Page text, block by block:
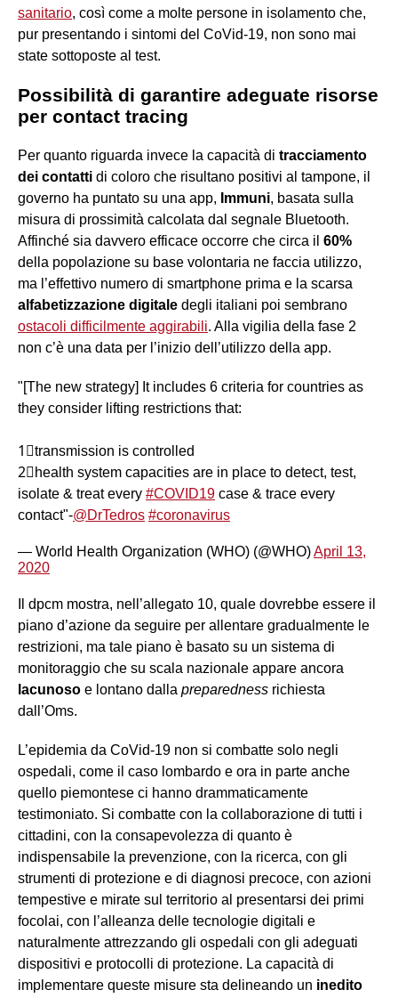
sanitario, così come a molte persone in isolamento che,
pur presentando i sintomi del CoVid-19, non sono mai
state sottoposte al test.
Possibilità di garantire adeguate risorse
per contact tracing
Per quanto riguarda invece la capacità di tracciamento
dei contatti di coloro che risultano positivi al tampone, il
governo ha puntato su una app, Immuni, basata sulla
misura di prossimità calcolata dal segnale Bluetooth.
Affinché sia davvero efficace occorre che circa il 60%
della popolazione su base volontaria ne faccia utilizzo,
ma l’effettivo numero di smartphone prima e la scarsa
alfabetizzazione digitale degli italiani poi sembrano
ostacoli difficilmente aggirabili. Alla vigilia della fase 2
non c’è una data per l’inizio dell’utilizzo della app.
"[The new strategy] It includes 6 criteria for countries as
they consider lifting restrictions that:
1⃣transmission is controlled
2⃣health system capacities are in place to detect, test,
isolate & treat every #COVID19 case & trace every
contact"-@DrTedros #coronavirus
— World Health Organization (WHO) (@WHO)April 13,
2020
Il dpcm mostra, nell’allegato 10, quale dovrebbe essere il
piano d’azione da seguire per allentare gradualmente le
restrizioni, ma tale piano è basato su un sistema di
monitoraggio che su scala nazionale appare ancora
lacunoso e lontano dalla preparedness richiesta
dall’Oms.
L’epidemia da CoVid-19 non si combatte solo negli
ospedali, come il caso lombardo e ora in parte anche
quello piemontese ci hanno drammaticamente
testimoniato. Si combatte con la collaborazione di tutti i
cittadini, con la consapevolezza di quanto è
indispensabile la prevenzione, con la ricerca, con gli
strumenti di protezione e di diagnosi precoce, con azioni
tempestive e mirate sul territorio al presentarsi dei primi
focolai, con l’alleanza delle tecnologie digitali e
naturalmente attrezzando gli ospedali con gli adeguati
dispositivi e protocolli di protezione. La capacità di
implementare queste misure sta delineando un inedito